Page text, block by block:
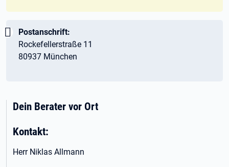
Wichtig:
Postanschrift:
Rockefellerstraße 11
80937 München
Dein Berater vor Ort
Kontakt:
Herr Niklas Allmann